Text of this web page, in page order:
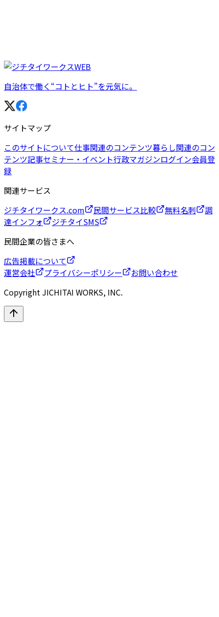
自治体で働く“コトとヒト”を元気に。
サイトマップ
このサイトについて仕事関連のコンテンツ暮らし関連のコン
テンツ記事セミナー・イベント行政マガジンログイン会員登
録
関連サービス
ジチタイワークス.com
民間サービス比較 無料名刺
調
達インフォ
ジチタイSMS
民間企業の皆さまへ
広告掲載について
運営会社
プライバシーポリシー
お問い合わせ
Copyright JICHITAI WORKS, INC.